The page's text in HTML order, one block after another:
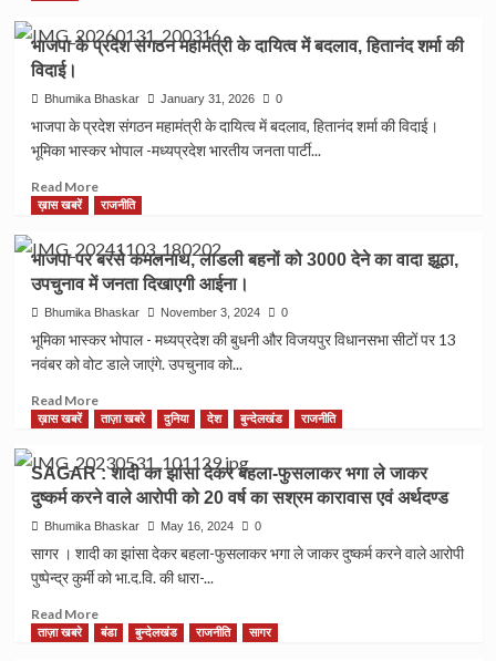
भाजपा के प्रदेश संगठन महामंत्री के दायित्व में बदलाव, हितानंद शर्मा की
विदाई।
Bhumika Bhaskar January 31, 2026 0
भाजपा के प्रदेश संगठन महामंत्री के दायित्व में बदलाव, हितानंद शर्मा की विदाई।
भूमिका भास्कर भोपाल -मध्यप्रदेश भारतीय जनता पार्टी...
Read MoreRead
more
भाजपा
के
प्रदेश
संगठन
महामंत्री
दायित्व
बदलाव,
शर्मा
की
विदाई।
ख़ास खबरें राजनीति
भाजपा पर बरसे कमलनाथ, लाडली बहनों को 3000 देने का वादा झूठा,
उपचुनाव में जनता दिखाएगी आईना।
Bhumika Bhaskar November 3, 2024 0
भूमिका भास्कर भोपाल - मध्यप्रदेश की बुधनी और विजयपुर विधानसभा सीटों पर 13
नवंबर को वोट डाले जाएंगे. उपचुनाव को...
Read MoreRead
more
भाजपा
पर
बरसे
कमलनाथ,
लाडली
बहनों
को
देने
ख़ास खबरें ताज़ा खबरे दुनिया देश बुन्देलखंड राजनीति
SAGAR : शादी का झांसा देकर बहला-फुसलाकर भगा ले जाकर
दुष्कर्म करने वाले आरोपी को 20 वर्ष का सश्रम कारावास एवं अर्थदण्ड
Bhumika Bhaskar May 16, 2024 0
सागर । शादी का झांसा देकर बहला-फुसलाकर भगा ले जाकर दुष्कर्म करने वाले आरोपी
पुष्पेन्द्र कुर्मी को भा.द.वि. की धारा-...
Read MoreRead
more
ताज़ा खबरे बंडा बुन्देलखंड राजनीति सागर